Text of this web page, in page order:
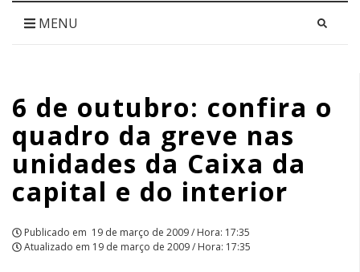
da
unidades
da
Caixa
da
capital
MENU
6 de outubro: confira o
quadro da greve nas
unidades da Caixa da
capital e do interior
Publicado em 19 de março de 2009 / Hora: 17:35
Atualizado em 19 de março de 2009 / Hora: 17:35